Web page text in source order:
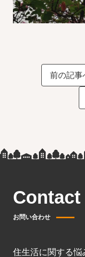
前の記事
Contact
お問い合わせ
住生活に関する悩